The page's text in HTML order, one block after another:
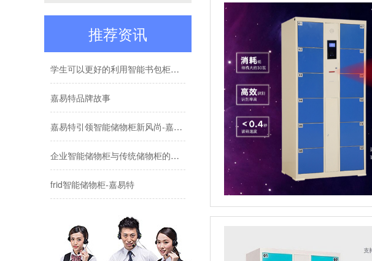
推荐资讯
手机存放柜工厂如何选